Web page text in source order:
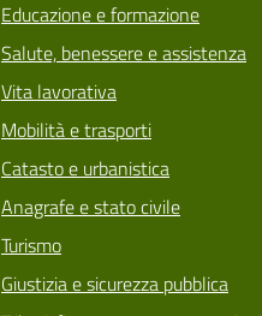
Educazione e formazione
Salute, benessere e assistenza
Vita lavorativa
Mobilità e trasporti
Catasto e urbanistica
Anagrafe e stato civile
Turismo
Giustizia e sicurezza pubblica